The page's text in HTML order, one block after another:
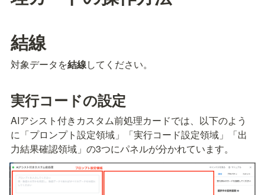
結線
対象データを結線してください。
実行コードの設定
AIアシスト付きカスタム前処理カードでは、以下のよう
に「プロンプト設定領域」「実行コード設定領域」「出
力結果確認領域」の3つにパネルが分かれています。